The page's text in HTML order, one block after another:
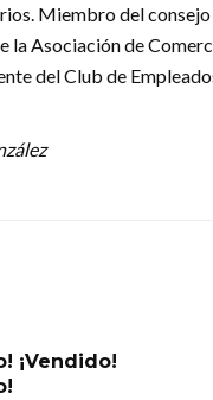
Miembro del
la Asociación de
del Club de
¡Vendido!